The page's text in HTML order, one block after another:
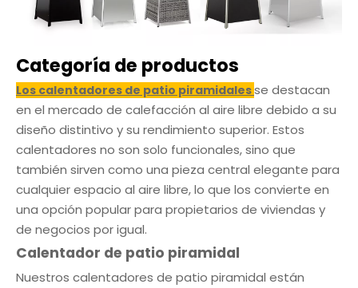
Categoría de productos
Los calentadores de patio piramidalesse destacan
en el mercado de calefacción al aire libre debido a su
diseño distintivo y su rendimiento superior. Estos
calentadores no son solo funcionales, sino que
también sirven como una pieza central elegante para
cualquier espacio al aire libre, lo que los convierte en
una opción popular para propietarios de viviendas y
de negocios por igual.
Calentador de patio piramidal
Nuestros calentadores de patio piramidal están